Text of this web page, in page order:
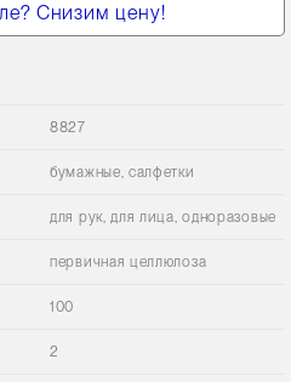
Снизим цену!
8827
бумажные, салфетки
для рук, для лица, одноразовые
первичная целлюлоза
100
2